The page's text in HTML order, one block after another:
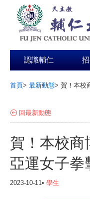
認識輔仁
首頁> 最新動態> 賀！本校
回最新動態
賀！本校
亞運女子拳
2023-10-11• 學生